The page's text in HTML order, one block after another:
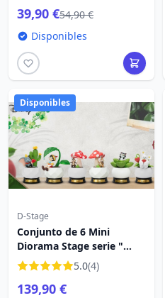
39,90 €54,90 €
Disponibles
Disponibles
D-Stage
Conjunto de 6 Mini
Diorama Stage serie "
"Plantas de bolsillo" " -
Disney mini D-Stage
5.0(4)
139,90 €